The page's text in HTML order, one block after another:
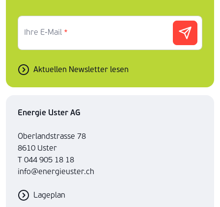
Ihre E-Mail *
Aktuellen Newsletter lesen
Energie Uster AG
Oberlandstrasse 78
8610 Uster
T 044 905 18 18
info@energieuster.ch
Lageplan